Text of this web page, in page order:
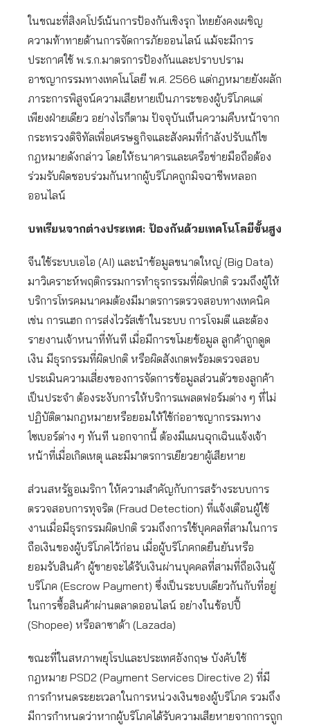
ในขณะที่สิงคโปร์เน้นการป้องกันเชิงรุก ไทยยังคงเผชิญ
ความท้าทายด้านการจัดการภัยออนไลน์ แม้จะมีการ
ประกาศใช้ พ.ร.ก.มาตรการป้องกันและปราบปราม
อาชญากรรมทางเทคโนโลยี พ.ศ. 2566 แต่กฎหมายยังผลัก
ภาระการพิสูจน์ความเสียหายเป็นภาระของผู้บริโภคแต่
เพียงฝ่ายเดียว อย่างไรก็ตาม ปัจจุบันเห็นความคืบหน้าจาก
กระทรวงดิจิทัลเพื่อเศรษฐกิจและสังคมที่กำลังปรับแก้ไข
กฎหมายดังกล่าว โดยให้ธนาคารและเครือข่ายมือถือต้อง
ร่วมรับผิดชอบร่วมกันหากผู้บริโภคถูกมิจฉาชีพหลอก
ออนไลน์
บทเรียนจากต่างประเทศ: ป้องกันด้วยเทคโนโลยีขั้นสูง
จีนใช้ระบบเอไอ (AI) และนำข้อมูลขนาดใหญ่ (Big Data)
มาวิเคราะห์พฤติกรรมการทำธุรกรรมที่ผิดปกติ รวมถึงผู้ให้
บริการโทรคมนาคมต้องมีมาตรการตรวจสอบทางเทคนิค
เช่น การแฮก การส่งไวรัสเข้าในระบบ การโจมตี และต้อง
รายงานเจ้าหนาที่ทันที เมื่อมีการขโมยข้อมูล ลูกค้าถูกดูด
เงิน มีธุรกรรมที่ผิดปกติ หรือผิดสังเกตพร้อมตรวจสอบ
ประเมินความเสี่ยงของการจัดการข้อมูลส่วนตัวของลูกค้า
เป็นประจำ ต้องระงับการให้บริการแพลตฟอร์มต่าง ๆ ที่ไม่
ปฏิบัติตามกฎหมายหรือยอมให้ใช้ก่ออาชญากรรมทาง
ไซเบอร์ต่าง ๆ ทันที นอกจากนี้ ต้องมีแผนฉุกเฉินแจ้งเจ้า
หน้าที่เมื่อเกิดเหตุ และมีมาตรการเยียวยาผู้เสียหาย
ส่วนสหรัฐอเมริกา ให้ความสำคัญกับการสร้างระบบการ
ตรวจสอบการทุจริต (Fraud Detection) ที่แจ้งเตือนผู้ใช้
งานเมื่อมีธุรกรรมผิดปกติ รวมถึงการใช้บุคคลที่สามในการ
ถือเงินของผู้บริโภคไว้ก่อน เมื่อผู้บริโภคกดยืนยันหรือ
ยอมรับสินค้า ผู้ขายจะได้รับเงินผ่านบุคคลที่สามที่ถือเงินผู้
บริโภค (Escrow Payment) ซึ่งเป็นระบบเดียวกันกับที่อยู่
ในการซื้อสินค้าผ่านตลาดออนไลน์ อย่างในช้อปปี้
(Shopee) หรือลาซาด้า (Lazada)
ขณะที่ในสหภาพยุโรปและประเทศอังกฤษ บังคับใช้
กฎหมาย PSD2 (Payment Services Directive 2) ที่มี
การกำหนดระยะเวลาในการหน่วงเงินของผู้บริโภค รวมถึง
มีการกำหนดว่าหากผู้บริโภคได้รับความเสียหายจากการถูก